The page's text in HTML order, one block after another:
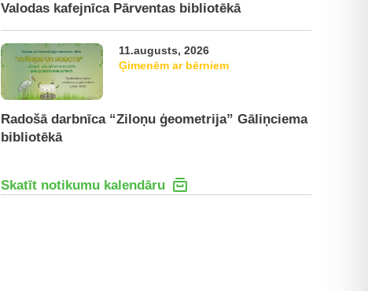
Valodas kafejnīca Pārventas bibliotēkā
11.augusts, 2026
Ģimenēm ar bērniem
Radošā darbnīca “Ziloņu ģeometrija” Gāliņciema
bibliotēkā
Skatīt notikumu kalendāru